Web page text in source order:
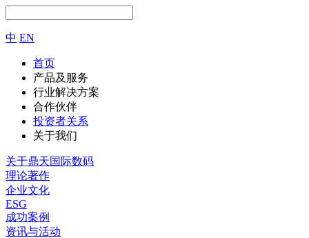
中 EN
首页
产品及服务
行业解决方案
合作伙伴
投资者关系
关于我们
关于鼎天国际数码
理论著作
企业文化
ESG
成功案例
资讯与活动